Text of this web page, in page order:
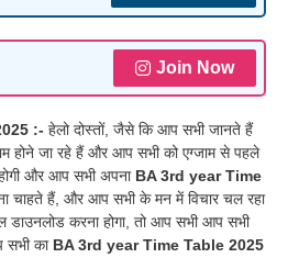
Join Now
:- हेलो दोस्तों, जैसे कि आप सभी जानते हैं
होने जा रहे हैं और आप सभी को एग्जाम से पहले
और आप सभी अपना BA 3rd year Time
चाहते हैं, और आप सभी के मन में विचार चल रहा
करना होगा, तो आप सभी आप सभी
सभी का BA 3rd year Time Table 2025